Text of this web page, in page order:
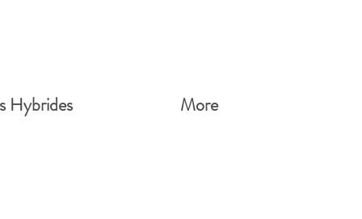
Hybrides More